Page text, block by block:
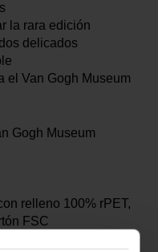
la rara edición
delicados
el Van Gogh Museum
Gogh Museum
relleno 100% rPET,
FSC